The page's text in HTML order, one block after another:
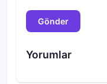
Gönder
Yorumlar